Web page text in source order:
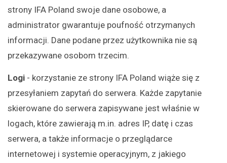
strony IFA Poland swoje dane osobowe, a
administrator gwarantuje poufność otrzymanych
informacji. Dane podane przez użytkownika nie są
przekazywane osobom trzecim.
Logi - korzystanie ze strony IFA Poland wiąże się z
przesyłaniem zapytań do serwera. Każde zapytanie
skierowane do serwera zapisywane jest właśnie w
logach, które zawierają m.in. adres IP, datę i czas
serwera, a także informacje o przeglądarce
internetowej i systemie operacyjnym, z jakiego